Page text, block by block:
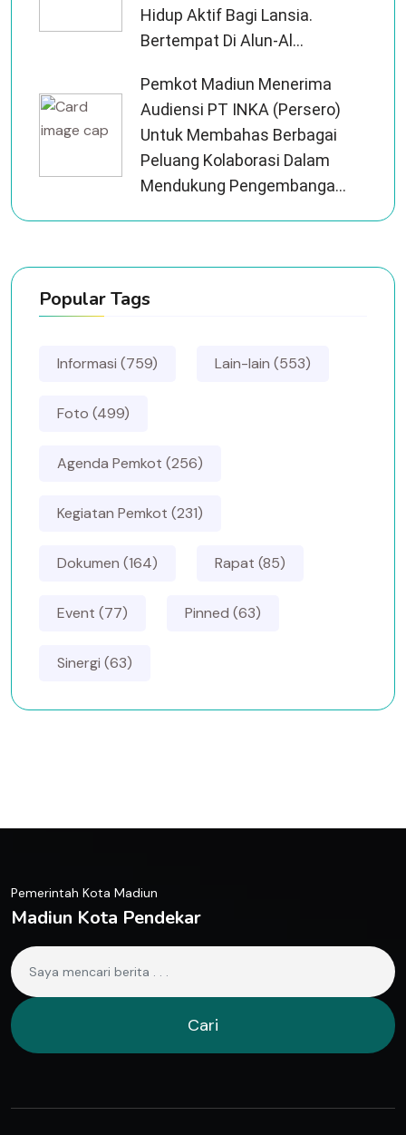
Hidup Aktif Bagi Lansia.
Bertempat Di Alun-Al...
Pemkot Madiun Menerima
Audiensi PT INKA (Persero)
Untuk Membahas Berbagai
Peluang Kolaborasi Dalam
Mendukung Pengembanga...
Popular Tags
Informasi (759) Lain-lain (553)
Foto (499)
Agenda Pemkot (256)
Kegiatan Pemkot (231)
Dokumen (164) Rapat (85)
Event (77) Pinned (63)
Sinergi (63)
Pemerintah Kota Madiun
Madiun Kota Pendekar
Cari